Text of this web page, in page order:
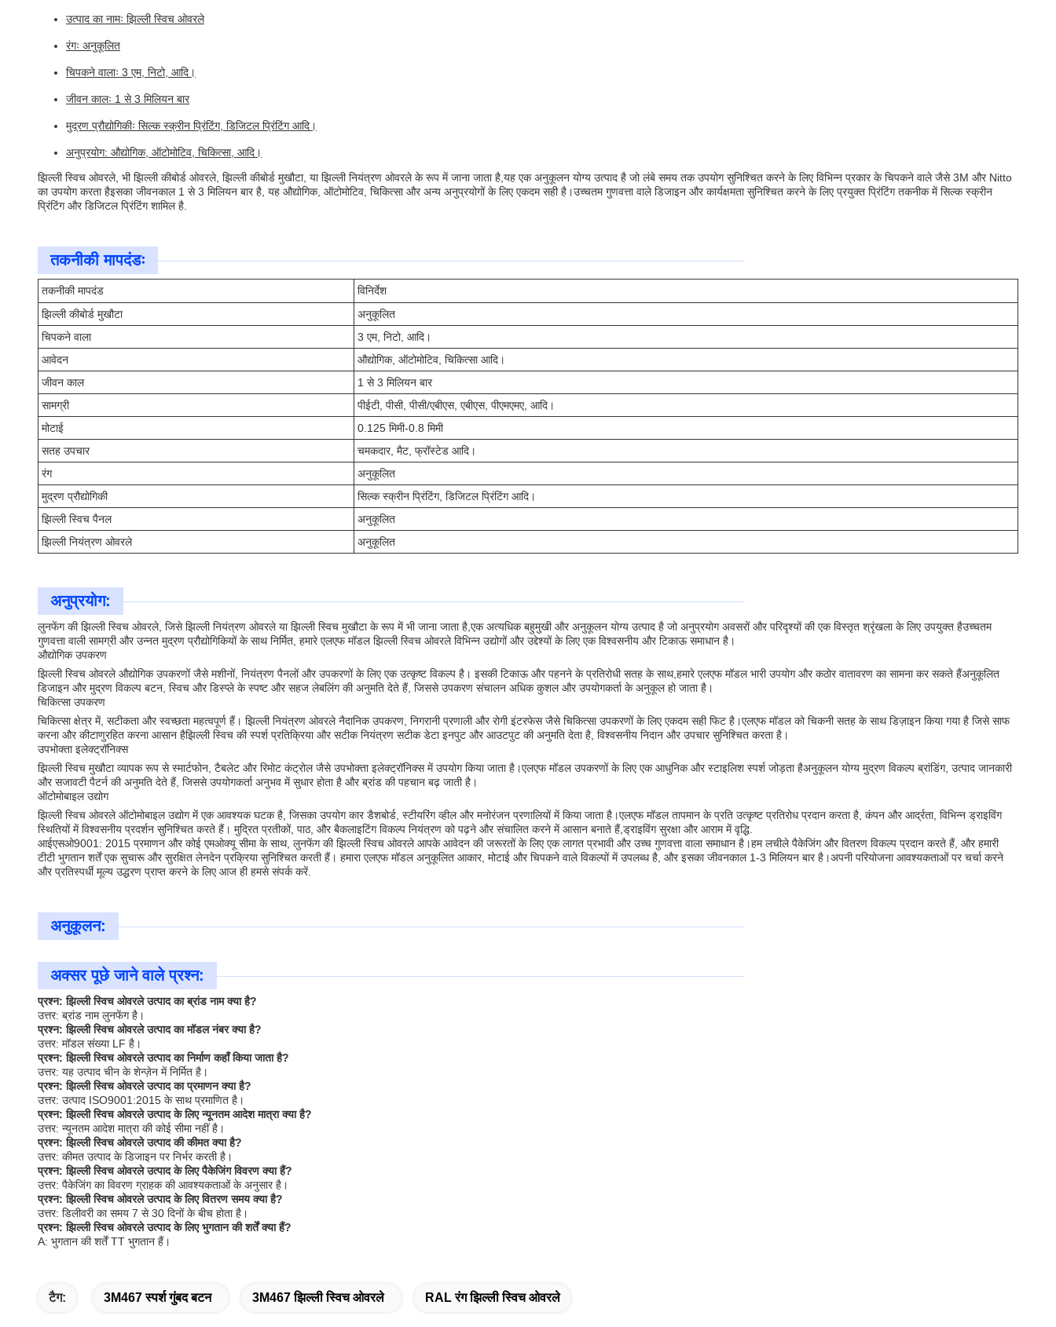
उत्पाद का नामः झिल्ली स्विच ओवरले
रंगः अनुकूलित
चिपकने वालाः 3 एम, निटो, आदि।
जीवन कालः 1 से 3 मिलियन बार
मुद्रण प्रौद्योगिकीः सिल्क स्क्रीन प्रिंटिंग, डिजिटल प्रिंटिंग आदि।
अनुप्रयोग: औद्योगिक, ऑटोमोटिव, चिकित्सा, आदि।
झिल्ली स्विच ओवरले, भी झिल्ली कीबोर्ड ओवरले, झिल्ली कीबोर्ड मुखौटा, या झिल्ली नियंत्रण ओवरले के रूप में जाना जाता है,यह एक अनुकूलन योग्य उत्पाद है जो लंबे समय तक उपयोग सुनिश्चित करने के लिए विभिन्न प्रकार के चिपकने वाले जैसे 3M और Nitto
का उपयोग करता हैइसका जीवनकाल 1 से 3 मिलियन बार है, यह औद्योगिक, ऑटोमोटिव, चिकित्सा और अन्य अनुप्रयोगों के लिए एकदम सही है।उच्चतम गुणवत्ता वाले डिजाइन और कार्यक्षमता सुनिश्चित करने के लिए प्रयुक्त प्रिंटिंग तकनीक में सिल्क स्क्रीन
प्रिंटिंग और डिजिटल प्रिंटिंग शामिल है.
तकनीकी मापदंडः
तकनीकी मापदंड
विनिर्देश
झिल्ली कीबोर्ड मुखौटा
अनुकूलित
चिपकने वाला
3 एम, निटो, आदि।
आवेदन
औद्योगिक, ऑटोमोटिव, चिकित्सा आदि।
जीवन काल
1 से 3 मिलियन बार
सामग्री
पीईटी, पीसी, पीसी/एबीएस, एबीएस, पीएमएमए, आदि।
मोटाई
0.125 मिमी-0.8 मिमी
सतह उपचार
चमकदार, मैट, फ्रॉस्टेड आदि।
रंग
अनुकूलित
मुद्रण प्रौद्योगिकी
सिल्क स्क्रीन प्रिंटिंग, डिजिटल प्रिंटिंग आदि।
झिल्ली स्विच पैनल
अनुकूलित
झिल्ली नियंत्रण ओवरले
अनुकूलित
अनुप्रयोग:
लुनफेंग की झिल्ली स्विच ओवरले, जिसे झिल्ली नियंत्रण ओवरले या झिल्ली स्विच मुखौटा के रूप में भी जाना जाता है,एक अत्यधिक बहुमुखी और अनुकूलन योग्य उत्पाद है जो अनुप्रयोग अवसरों और परिदृश्यों की एक विस्तृत श्रृंखला के लिए उपयुक्त हैउच्चतम
गुणवत्ता वाली सामग्री और उन्नत मुद्रण प्रौद्योगिकियों के साथ निर्मित, हमारे एलएफ मॉडल झिल्ली स्विच ओवरले विभिन्न उद्योगों और उद्देश्यों के लिए एक विश्वसनीय और टिकाऊ समाधान है।
औद्योगिक उपकरण
झिल्ली स्विच ओवरले औद्योगिक उपकरणों जैसे मशीनों, नियंत्रण पैनलों और उपकरणों के लिए एक उत्कृष्ट विकल्प है। इसकी टिकाऊ और पहनने के प्रतिरोधी सतह के साथ,हमारे एलएफ मॉडल भारी उपयोग और कठोर वातावरण का सामना कर सकते हैंअनुकूलित
डिजाइन और मुद्रण विकल्प बटन, स्विच और डिस्प्ले के स्पष्ट और सहज लेबलिंग की अनुमति देते हैं, जिससे उपकरण संचालन अधिक कुशल और उपयोगकर्ता के अनुकूल हो जाता है।
चिकित्सा उपकरण
चिकित्सा क्षेत्र में, सटीकता और स्वच्छता महत्वपूर्ण हैं। झिल्ली नियंत्रण ओवरले नैदानिक उपकरण, निगरानी प्रणाली और रोगी इंटरफेस जैसे चिकित्सा उपकरणों के लिए एकदम सही फिट है।एलएफ मॉडल को चिकनी सतह के साथ डिज़ाइन किया गया है जिसे साफ
करना और कीटाणुरहित करना आसान हैझिल्ली स्विच की स्पर्श प्रतिक्रिया और सटीक नियंत्रण सटीक डेटा इनपुट और आउटपुट की अनुमति देता है, विश्वसनीय निदान और उपचार सुनिश्चित करता है।
उपभोक्ता इलेक्ट्रॉनिक्स
झिल्ली स्विच मुखौटा व्यापक रूप से स्मार्टफोन, टैबलेट और रिमोट कंट्रोल जैसे उपभोक्ता इलेक्ट्रॉनिक्स में उपयोग किया जाता है।एलएफ मॉडल उपकरणों के लिए एक आधुनिक और स्टाइलिश स्पर्श जोड़ता हैअनुकूलन योग्य मुद्रण विकल्प ब्रांडिंग, उत्पाद जानकारी
और सजावटी पैटर्न की अनुमति देते हैं, जिससे उपयोगकर्ता अनुभव में सुधार होता है और ब्रांड की पहचान बढ़ जाती है।
ऑटोमोबाइल उद्योग
झिल्ली स्विच ओवरले ऑटोमोबाइल उद्योग में एक आवश्यक घटक है, जिसका उपयोग कार डैशबोर्ड, स्टीयरिंग व्हील और मनोरंजन प्रणालियों में किया जाता है।एलएफ मॉडल तापमान के प्रति उत्कृष्ट प्रतिरोध प्रदान करता है, कंपन और आर्द्रता, विभिन्न ड्राइविंग
स्थितियों में विश्वसनीय प्रदर्शन सुनिश्चित करते हैं। मुद्रित प्रतीकों, पाठ, और बैकलाइटिंग विकल्प नियंत्रण को पढ़ने और संचालित करने में आसान बनाते हैं,ड्राइविंग सुरक्षा और आराम में वृद्धि.
आईएसओ9001: 2015 प्रमाणन और कोई एमओक्यू सीमा के साथ, लुनफेंग की झिल्ली स्विच ओवरले आपके आवेदन की जरूरतों के लिए एक लागत प्रभावी और उच्च गुणवत्ता वाला समाधान है।हम लचीले पैकेजिंग और वितरण विकल्प प्रदान करते हैं, और हमारी
टीटी भुगतान शर्तें एक सुचारू और सुरक्षित लेनदेन प्रक्रिया सुनिश्चित करती हैं। हमारा एलएफ मॉडल अनुकूलित आकार, मोटाई और चिपकने वाले विकल्पों में उपलब्ध है, और इसका जीवनकाल 1-3 मिलियन बार है।अपनी परियोजना आवश्यकताओं पर चर्चा करने
और प्रतिस्पर्धी मूल्य उद्धरण प्राप्त करने के लिए आज ही हमसे संपर्क करें.
अनुकूलन:
अक्सर पूछे जाने वाले प्रश्न:
प्रश्न: झिल्ली स्विच ओवरले उत्पाद का ब्रांड नाम क्या है?
उत्तर: ब्रांड नाम लुनफेंग है।
प्रश्न: झिल्ली स्विच ओवरले उत्पाद का मॉडल नंबर क्या है?
उत्तर: मॉडल संख्या LF है।
प्रश्न: झिल्ली स्विच ओवरले उत्पाद का निर्माण कहाँ किया जाता है?
उत्तर: यह उत्पाद चीन के शेन्ज़ेन में निर्मित है।
प्रश्न: झिल्ली स्विच ओवरले उत्पाद का प्रमाणन क्या है?
उत्तर: उत्पाद ISO9001:2015 के साथ प्रमाणित है।
प्रश्न: झिल्ली स्विच ओवरले उत्पाद के लिए न्यूनतम आदेश मात्रा क्या है?
उत्तर: न्यूनतम आदेश मात्रा की कोई सीमा नहीं है।
प्रश्न: झिल्ली स्विच ओवरले उत्पाद की कीमत क्या है?
उत्तर: कीमत उत्पाद के डिजाइन पर निर्भर करती है।
प्रश्न: झिल्ली स्विच ओवरले उत्पाद के लिए पैकेजिंग विवरण क्या हैं?
उत्तर: पैकेजिंग का विवरण ग्राहक की आवश्यकताओं के अनुसार है।
प्रश्न: झिल्ली स्विच ओवरले उत्पाद के लिए वितरण समय क्या है?
उत्तर: डिलीवरी का समय 7 से 30 दिनों के बीच होता है।
प्रश्न: झिल्ली स्विच ओवरले उत्पाद के लिए भुगतान की शर्तें क्या हैं?
A: भुगतान की शर्तें TT भुगतान हैं।
टैग: 3M467 स्पर्श गुंबद बटन 3M467 झिल्ली स्विच ओवरले RAL रंग झिल्ली स्विच ओवरले